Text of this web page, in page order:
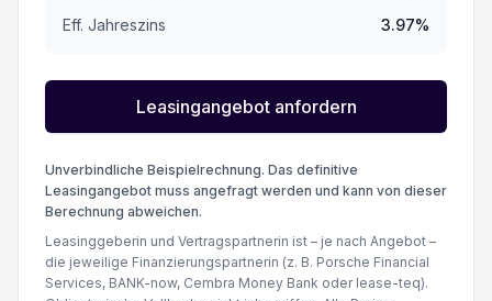
Eff. Jahreszins
3.97%
Leasingangebot anfordern
Unverbindliche Beispielrechnung. Das definitive
Leasingangebot muss angefragt werden und kann von dieser
Berechnung abweichen.
Leasinggeberin und Vertragspartnerin ist – je nach Angebot –
die jeweilige Finanzierungspartnerin (z. B. Porsche Financial
Services, BANK-now, Cembra Money Bank oder lease-teq).